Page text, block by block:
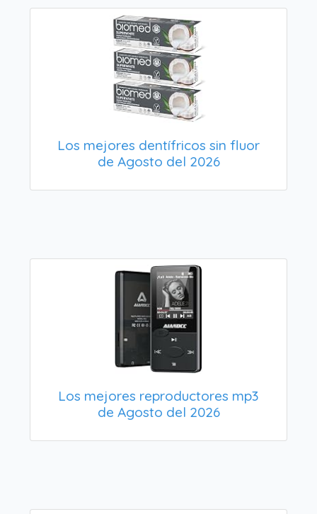
Los mejores dentífricos sin fluor
de Agosto del 2026
Los mejores reproductores mp3
de Agosto del 2026